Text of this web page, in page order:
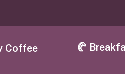
🥐 Breakfast